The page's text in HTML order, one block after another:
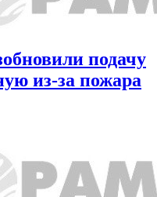
подачу
из-за пожара